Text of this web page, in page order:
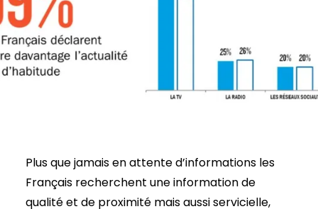
Plus que jamais en attente d’informations les
Français recherchent une information de
qualité et de proximité mais aussi servicielle,